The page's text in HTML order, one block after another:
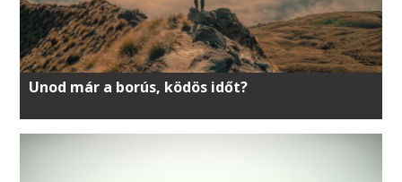
Unod már a borús, ködös időt?